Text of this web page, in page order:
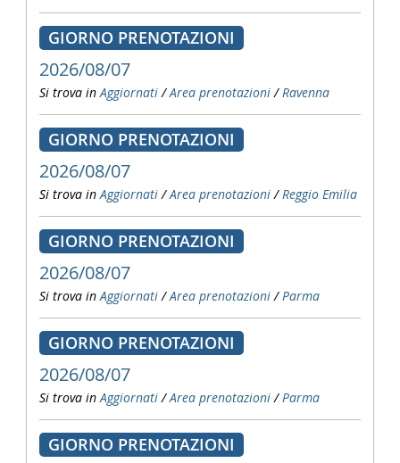
GIORNO PRENOTAZIONI
2026/08/07
Si trova in Aggiornati /Area prenotazioni /Ravenna
GIORNO PRENOTAZIONI
2026/08/07
Si trova in Aggiornati /Area prenotazioni /Reggio Emilia
GIORNO PRENOTAZIONI
2026/08/07
Si trova in Aggiornati /Area prenotazioni /Parma
GIORNO PRENOTAZIONI
2026/08/07
Si trova in Aggiornati /Area prenotazioni /Parma
GIORNO PRENOTAZIONI